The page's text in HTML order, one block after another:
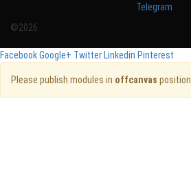
Telegram
©2026
FacebookGoogle+ TwitterLinkedin Pinterest
Please publish modules in offcanvas position.